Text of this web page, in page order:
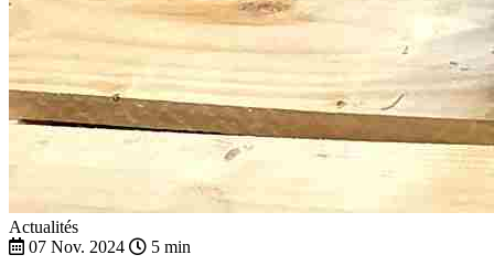
Actualités
07 Nov. 2024
5 min